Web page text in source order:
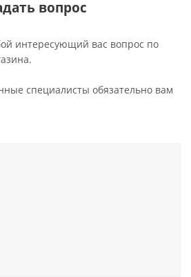
вопрос
интересующий вас вопрос по
специалисты обязательно вам